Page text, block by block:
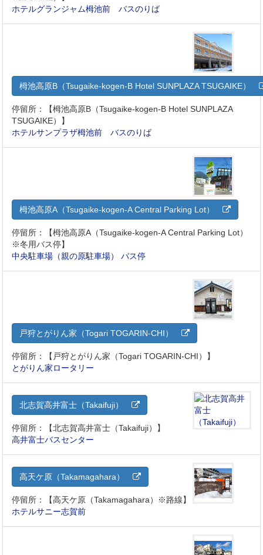
ホテルグランジャム栂池前 バスのりば
栂池高原B（Tsugaike-kogen-B Hotel SUNPLAZA TSUGAIKE）
停留所：【栂池高原B（Tsugaike-kogen-B Hotel SUNPLAZA
TSUGAIKE）】
ホテルサンプラザ栂池前 バスのりば
栂池高原A（Tsugaike-kogen-A Central Parking Lot）
停留所：【栂池高原A（Tsugaike-kogen-A Central Parking Lot）
※冬用バス停】
中央駐車場（親の原駐車場） バス停
戸狩とがりん家（Togari TOGARIN-CHI）
停留所：【戸狩とがりん家（Togari TOGARIN-CHI）】
とがりん家ロータリー
北志賀高井富士（Takaifuji）
停留所：【北志賀高井富士（Takaifuji）】
高井富士バスセンター
高天ケ原（Takamagahara）
停留所：【高天ケ原（Takamagahara）※路線】
ホテルサニー志賀前